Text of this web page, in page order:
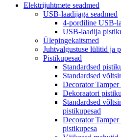
Elektrijuhtmete seadmed
USB-laadijaga seadmed
4-pordiline USB-
USB-laadija
Ülepingekaitsmed
Juhtvalgustuse lülitid ja
Pistikupesad
Standardsed
Standardsed
Decorator Tamper
Dekoraatori
Standardsed
pistikupesad
Decorator
pistikupesa